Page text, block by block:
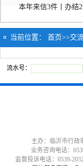
本年来信3件丨办结
当前位置： 首页>>交
流水号：
主办：临沂市行政
业务咨询电话：
监督投诉电话：0539-